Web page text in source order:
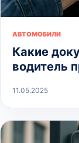
АВТОМОБИЛИ
Какие
водитель
11.05.2025